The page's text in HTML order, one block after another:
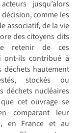
jusqu’alors
comme les
associatif, de la vie
des citoyens dits
retenir de ces
ont-ils contribué à
hautement
stockés ou
déchets nucléaires
cet ouvrage se
comparant leur
en France et au